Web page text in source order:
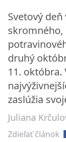
Svetový
skromného,
druhý
11. októbra.
zaslúžia
Juliana
Zdieľať článok